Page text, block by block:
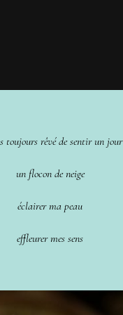
toujours rêvé de sentir un jour
un flocon de neige
éclairer ma peau
effleurer mes sens